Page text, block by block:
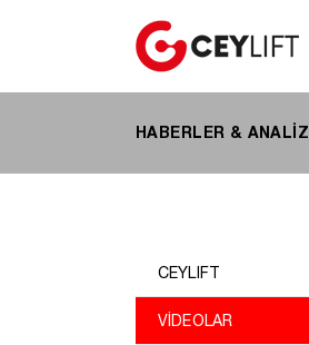
HABERLER & ANALİZ
CEYLIFT
VİDEOLAR